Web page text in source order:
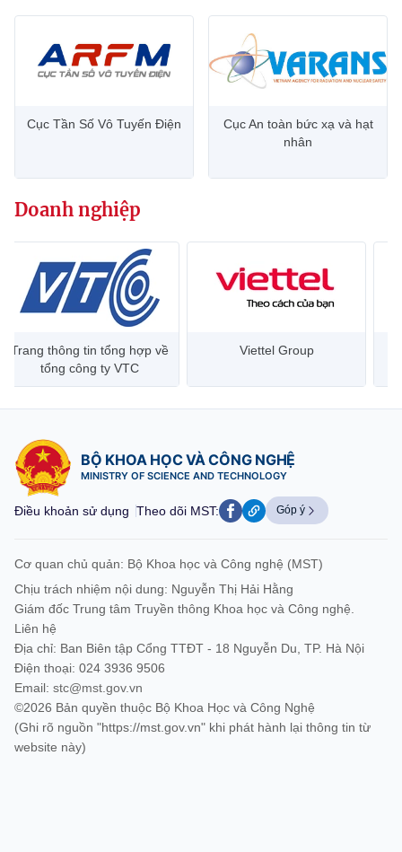
Cục Tần Số Vô Tuyến Điện
Cục An toàn bức xạ và hạt
nhân
Doanh nghiệp
Trang thông tin tổng hợp về
tổng công ty VTC
Viettel Group
BỘ KHOA HỌC VÀ CÔNG NGHỆ
MINISTRY OF SCIENCE AND TECHNOLOGY
Điều khoản sử dụng Theo dõi MST: Góp ý
Cơ quan chủ quản: Bộ Khoa học và Công nghệ (MST)
Chịu trách nhiệm nội dung: Nguyễn Thị Hải Hằng
Giám đốc Trung tâm Truyền thông Khoa học và Công nghệ.
Liên hệ
Địa chỉ: Ban Biên tập Cổng TTĐT - 18 Nguyễn Du, TP. Hà Nội
Điện thoại: 024 3936 9506
Email: stc@mst.gov.vn
©2026 Bản quyền thuộc Bộ Khoa Học và Công Nghệ
(Ghi rõ nguồn "https://mst.gov.vn" khi phát hành lại thông tin từ
website này)